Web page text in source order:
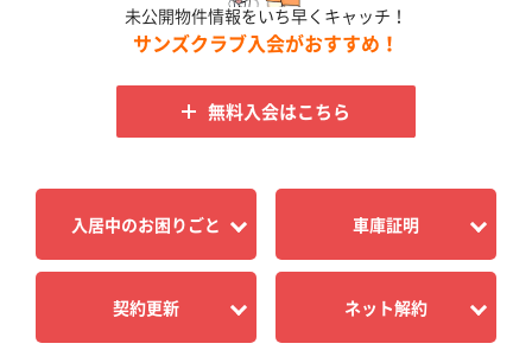
未公開物件情報をいち早くキャッチ！
サンズクラブ入会がおすすめ！
無料入会はこちら
入居中のお困りごと 車庫証明
契約更新 ネット解約